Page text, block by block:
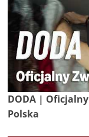
DODA |
Polska